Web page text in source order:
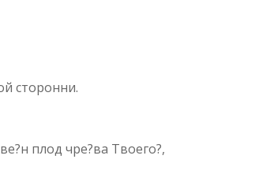
сторонни.
плод чре?ва Твоего?,